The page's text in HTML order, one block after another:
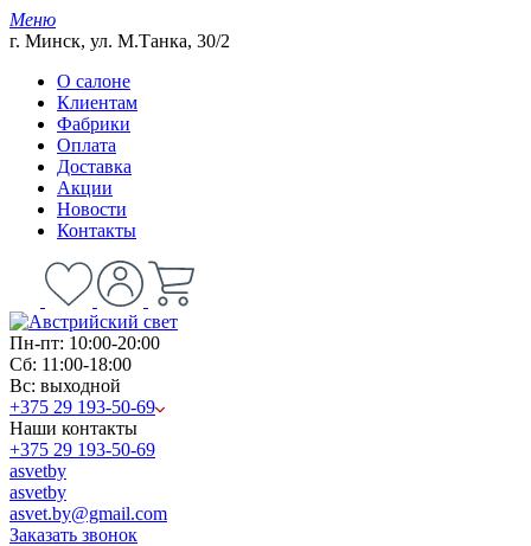
Меню
г. Минск, ул. М.Танка, 30/2
О салоне
Клиентам
Фабрики
Оплата
Доставка
Акции
Новости
Контакты
Пн-пт: 10:00-20:00
Сб: 11:00-18:00
Вс: выходной
+375 29 193-50-69
Наши контакты
+375 29 193-50-69
asvetby
asvetby
asvet.by@gmail.com
Заказать звонок